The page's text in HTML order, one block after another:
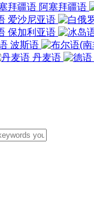
阿塞拜疆语
爱沙尼亚语
保加利亚语
波斯语
丹麦语